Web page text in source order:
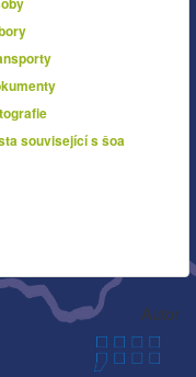
související s šoa
Autor